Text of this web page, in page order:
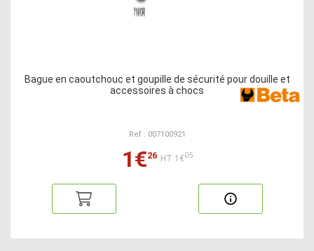
Bague en caoutchouc et goupille de sécurité pour douille et
accessoires à chocs
Ref : 007100921
1€26 HT:1€05